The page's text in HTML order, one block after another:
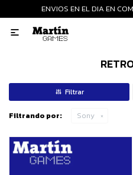
ENVIOS EN EL DIA EN

Filtrando por: Sony
Consolas nuevas
Consolas recertificadas